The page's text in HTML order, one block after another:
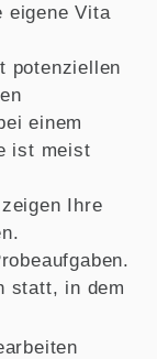
eigene Vita
potenziellen
einem
ist meist
Ihre
statt, in dem